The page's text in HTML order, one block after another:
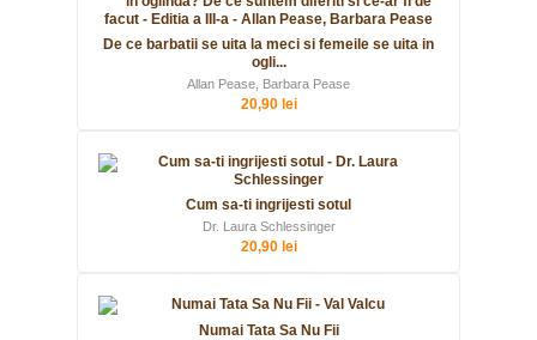
De ce barbatii se uita la meci si femeile se uita in
ogli...
Allan Pease, Barbara Pease
20,90 lei
Cum sa-ti ingrijesti sotul
Dr. Laura Schlessinger
20,90 lei
Numai Tata Sa Nu Fii